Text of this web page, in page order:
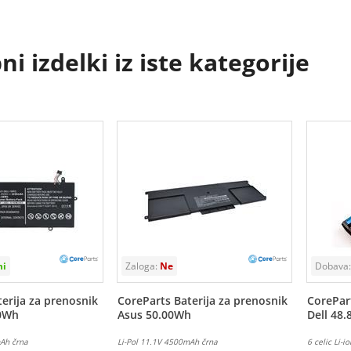
izdelki iz iste kategorije
za prenosnik
črna
CoreParts Baterija za prenosnik
Asus 50.00Wh
Li-Pol 11.1V 4500mAh črna
Dell
6 celic Li-